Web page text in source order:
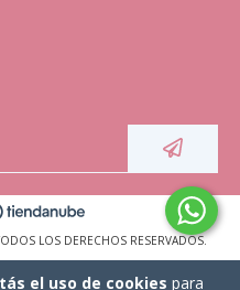
el uso de cookies para
LOS DERECHOS RESERVADOS.